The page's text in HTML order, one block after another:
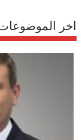
اخر